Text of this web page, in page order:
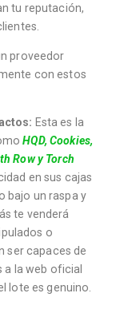
tu reputación,
proveedor
con estos
Esta es la
HQD, Cookies,
Row y Torch
en sus cajas
bajo un raspa y
te venderá
o
ser capaces de
la web oficial
lote es genuino.